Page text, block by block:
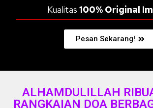
Kualitas 100% Original
Pesan Sekarang!
ALHAMDULILLAH
RANGKAIAN DOA